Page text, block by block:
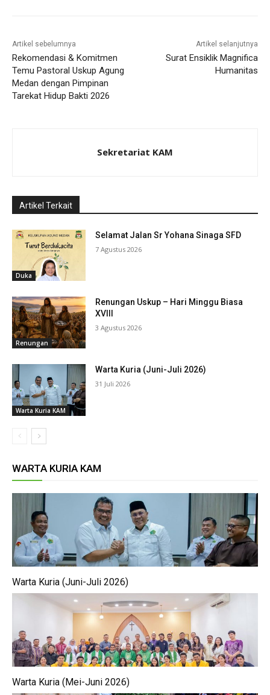
Artikel sebelumnya
Rekomendasi & Komitmen
Temu Pastoral Uskup Agung
Medan dengan Pimpinan
Tarekat Hidup Bakti 2026
Artikel selanjutnya
Surat Ensiklik Magnifica
Humanitas
Sekretariat KAM
Artikel Terkait
Duka
Selamat Jalan Sr Yohana Sinaga SFD
7 Agustus 2026
Renungan
Renungan Uskup – Hari Minggu Biasa
XVIII
3 Agustus 2026
Warta Kuria KAM
Warta Kuria (Juni-Juli 2026)
31 Juli 2026
WARTA KURIA KAM
Warta Kuria (Juni-Juli 2026)
Warta Kuria (Mei-Juni 2026)